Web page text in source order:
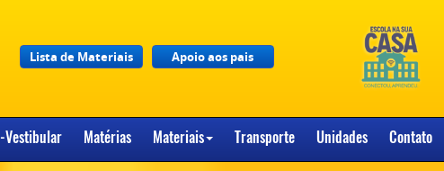
Apoio aos pais
Lista de Materiais
Vestibular Matérias Materiais Transporte Unidades Contato